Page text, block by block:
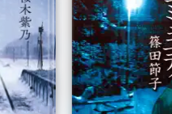
・篠田節子の到達点。